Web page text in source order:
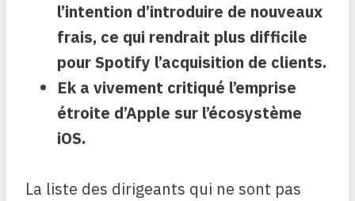
l’intention d’introduire de nouveaux
frais, ce qui rendrait plus difficile
pour Spotify l’acquisition de clients.
Ek a vivement critiqué l’emprise
étroite d’Apple sur l’écosystème
iOS.
La liste des dirigeants qui ne sont pas